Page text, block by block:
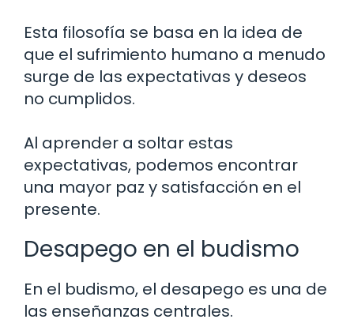
Esta filosofía se basa en la idea de
que el sufrimiento humano a menudo
surge de las expectativas y deseos
no cumplidos.
Al aprender a soltar estas
expectativas, podemos encontrar
una mayor paz y satisfacción en el
presente.
Desapego en el budismo
En el budismo, el desapego es una de
las enseñanzas centrales.